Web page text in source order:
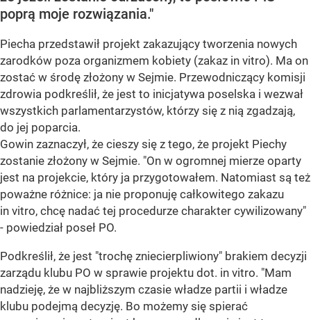
poprą moje rozwiązania."
Piecha przedstawił projekt zakazujący tworzenia nowych
zarodków poza organizmem kobiety (zakaz in vitro). Ma on
zostać w środę złożony w Sejmie. Przewodniczący komisji
zdrowia podkreślił, że jest to inicjatywa poselska i wezwał
wszystkich parlamentarzystów, którzy się z nią zgadzają,
do jej poparcia.
Gowin zaznaczył, że cieszy się z tego, że projekt Piechy
zostanie złożony w Sejmie. "On w ogromnej mierze oparty
jest na projekcie, który ja przygotowałem. Natomiast są też
poważne różnice: ja nie proponuję całkowitego zakazu
in vitro, chcę nadać tej procedurze charakter cywilizowany"
- powiedział poseł PO.
Podkreślił, że jest "trochę zniecierpliwiony" brakiem decyzji
zarządu klubu PO w sprawie projektu dot. in vitro. "Mam
nadzieję, że w najbliższym czasie władze partii i władze
klubu podejmą decyzję. Bo możemy się spierać